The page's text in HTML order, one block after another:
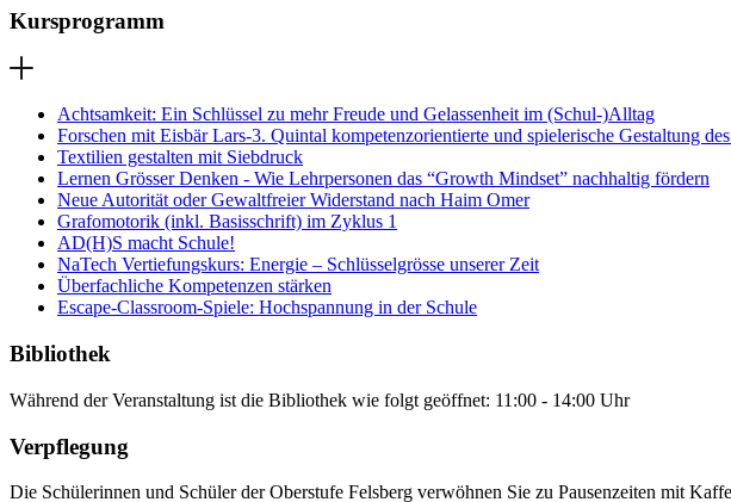
Kursprogramm
Achtsamkeit: Ein Schlüssel zu mehr Freude und Gelassenheit im (Schul-)Alltag
Forschen mit Eisbär Lars-3. Quintal kompetenzorientierte und spielerische Gestaltung
Textilien gestalten mit Siebdruck
Lernen Grösser Denken - Wie Lehrpersonen das “Growth Mindset” nachhaltig fördern
Neue Autorität oder Gewaltfreier Widerstand nach Haim Omer
Grafomotorik (inkl. Basisschrift) im Zyklus 1
AD(H)S macht Schule!
NaTech Vertiefungskurs: Energie – Schlüsselgrösse unserer Zeit
Überfachliche Kompetenzen stärken
Escape-Classroom-Spiele: Hochspannung in der Schule
Bibliothek
Während der Veranstaltung ist die Bibliothek wie folgt geöffnet: 11:00 - 14:00 Uhr
Verpflegung
Die Schülerinnen und Schüler der Oberstufe Felsberg verwöhnen Sie zu Pausenzeiten mit